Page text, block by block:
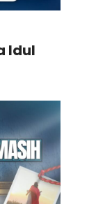
Idul